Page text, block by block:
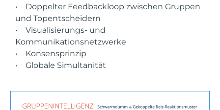
• Doppelter Feedbackloop zwischen Gruppen
und Topentscheidern
• Visualisierungs- und
Kommunikationsnetzwerke
• Konsensprinzip
• Globale Simultanität